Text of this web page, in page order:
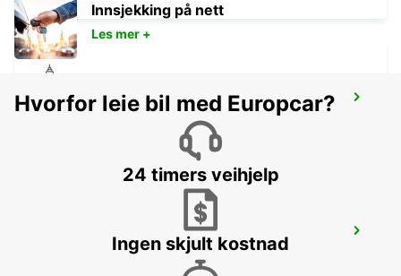
EVRY
LOGNES - FRANCE
Innsjekking på nett
Les mer +
Hvorfor leie bil med Europcar?
24 timers veihjelp
Ingen skjult kostnad